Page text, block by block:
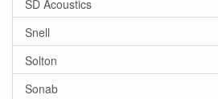
SD Acoustics
Snell
Solton
Sonab